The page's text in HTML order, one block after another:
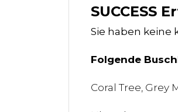
SUCCESS
Sie haben keine
Folgende
Coral Tree, Grey